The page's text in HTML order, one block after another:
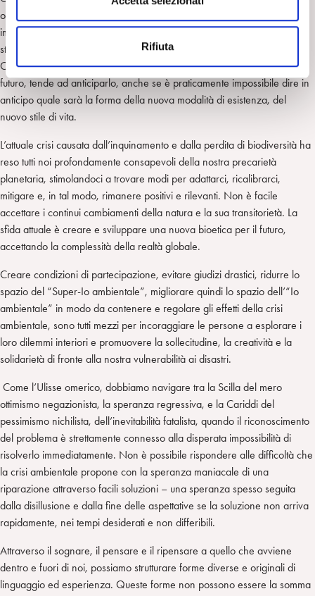
e
n
s
o
Rifiuta
occupazioni, è stato in grado di proporre un rimodellamento
immaginativo, guidando il suo popolo a ridefinire le proprie modalità di
stare al mondo, in modo da non cadere nella disperazione più totale.
Ciò che rende la speranza “radicale” è che è diretta verso un bene
futuro, tende ad anticiparlo, anche se è praticamente impossibile dire in
anticipo quale sarà la forma della nuova modalità di esistenza, del
nuovo stile di vita.
L’attuale crisi causata dall’inquinamento e dalla perdita di biodiversità ha
reso tutti noi profondamente consapevoli della nostra precarietà
planetaria, stimolandoci a trovare modi per adattarci, ricalibrarci,
mitigare e, in tal modo, rimanere positivi e rilevanti. Non è facile
accettare i continui cambiamenti della natura e la sua transitorietà. La
sfida attuale è creare e sviluppare una nuova bioetica per il futuro,
accettando la complessità della realtà globale.
Creare condizioni di partecipazione, evitare giudizi drastici, ridurre lo
spazio del “Super-Io ambientale”, migliorare quindi lo spazio dell’“Io
ambientale” in modo da contenere e regolare gli effetti della crisi
ambientale, sono tutti mezzi per incoraggiare le persone a esplorare i
loro dilemmi interiori e promuovere la sollecitudine, la creatività e la
solidarietà di fronte alla nostra vulnerabilità ai disastri.
Come l’Ulisse omerico, dobbiamo navigare tra la Scilla del mero
ottimismo negazionista, la speranza regressiva, e la Cariddi del
pessimismo nichilista, dell’inevitabilità fatalista, quando il riconoscimento
del problema è strettamente connesso alla disperata impossibilità di
risolverlo immediatamente. Non è possibile rispondere alle difficoltà che
la crisi ambientale propone con la speranza maniacale di una
riparazione attraverso facili soluzioni – una speranza spesso seguita
dalla disillusione e dalla fine delle aspettative se la soluzione non arriva
rapidamente, nei tempi desiderati e non differibili.
Attraverso il sognare, il pensare e il ripensare a quello che avviene
dentro e fuori di noi, possiamo strutturare forme diverse e originali di
linguaggio ed esperienza. Queste forme non possono essere la somma